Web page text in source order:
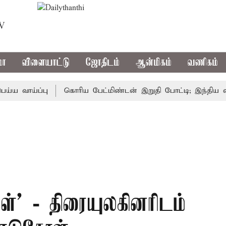
விளையாட்டு ஜோதிடம் ஆன்மிகம் வணிகம்
கொரிய பேட்மிண்டன் இறுதி போட்டி; இந்திய
திரையுலகினரிடம்